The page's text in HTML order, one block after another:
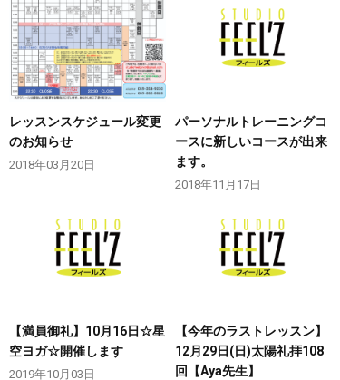
レッスンスケジュール変更
のお知らせ
2018年03月20日
パーソナルトレーニングコ
ースに新しいコースが出来
ます。
2018年11月17日
【満員御礼】10月16日☆星
空ヨガ☆開催します
2019年10月03日
【今年のラストレッスン】
12月29日(日)太陽礼拝108
回【Aya先生】